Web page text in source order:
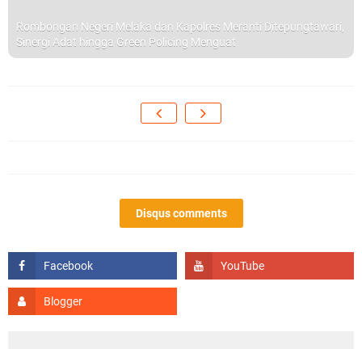
Rombongan Negeri Melaka dan Kapolres Meranti Ditepungtawari,
Sinergi Adat hingga Green Policing Menguat
Disqus comments